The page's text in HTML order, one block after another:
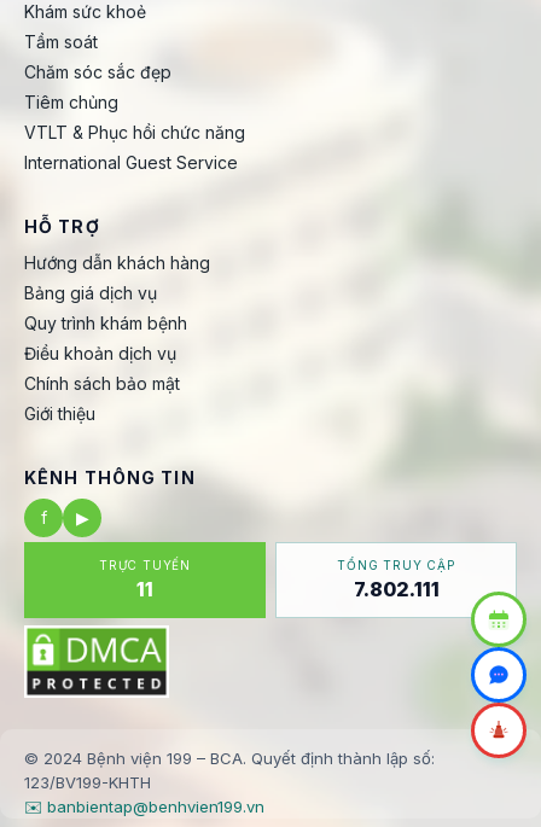
Khám sức khoẻ
Tầm soát
Chăm sóc sắc đẹp
Tiêm chủng
VTLT & Phục hồi chức năng
International Guest Service
HỖ TRỢ
Hướng dẫn khách hàng
Bảng giá dịch vụ
Quy trình khám bệnh
Điều khoản dịch vụ
Chính sách bảo mật
Giới thiệu
KÊNH THÔNG TIN
f
▶
TRỰC TUYẾN
11
TỔNG TRUY CẬP
7.802.111
© 2024 Bệnh viện 199 – BCA. Quyết định thành lập số:
123/BV199-KHTH
✉️ banbientap@benhvien199.vn